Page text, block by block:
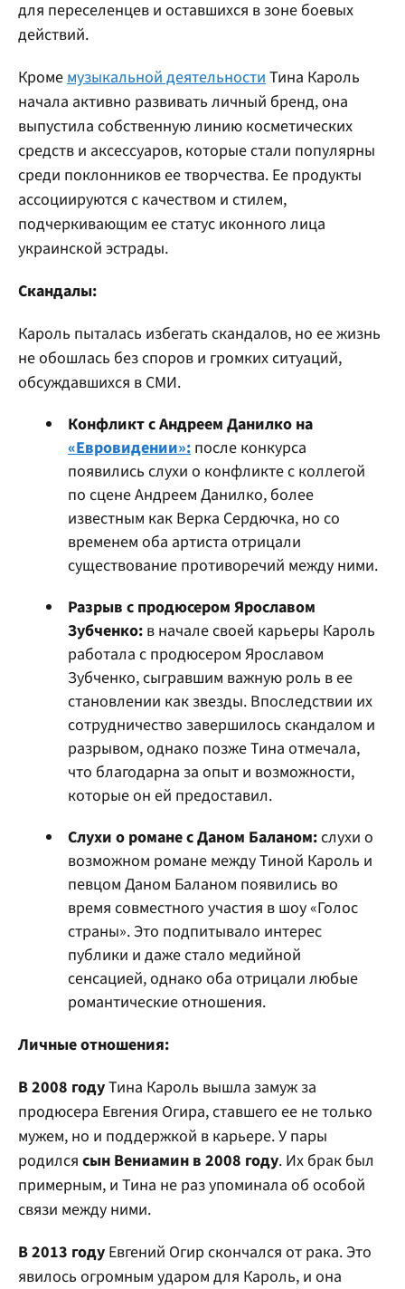
для переселенцев и оставшихся в зоне боевых
действий.
Кромемузыкальной деятельностиТина Кароль
начала активно развивать личный бренд, она
выпустила собственную линию косметических
средств и аксессуаров, которые стали популярны
среди поклонников ее творчества. Ее продукты
ассоциируются с качеством и стилем,
подчеркивающим ее статус иконного лица
украинской эстрады.
Скандалы:
Кароль пыталась избегать скандалов, но ее жизнь
не обошлась без споров и громких ситуаций,
обсуждавшихся в СМИ.
Конфликт с Андреем Данилко на
«Евровидении»: после конкурса
появились слухи о конфликте с коллегой
по сцене Андреем Данилко, более
известным как Верка Сердючка, но со
временем оба артиста отрицали
существование противоречий между ними.
Разрыв с продюсером Ярославом
Зубченко: в начале своей карьеры Кароль
работала с продюсером Ярославом
Зубченко, сыгравшим важную роль в ее
становлении как звезды. Впоследствии их
сотрудничество завершилось скандалом и
разрывом, однако позже Тина отмечала,
что благодарна за опыт и возможности,
которые он ей предоставил.
Слухи о романе с Даном Баланом:слухи о
возможном романе между Тиной Кароль и
певцом Даном Баланом появились во
время совместного участия в шоу «Голос
страны». Это подпитывало интерес
публики и даже стало медийной
сенсацией, однако оба отрицали любые
романтические отношения.
Личные отношения:
В 2008 годуТина Кароль вышла замуж за
продюсера Евгения Огира, ставшего ее не только
мужем, но и поддержкой в карьере. У пары
родился сын Вениамин в 2008 году. Их брак был
примерным, и Тина не раз упоминала об особой
связи между ними.
В 2013 году Евгений Огир скончался от рака. Это
явилось огромным ударом для Кароль, и она